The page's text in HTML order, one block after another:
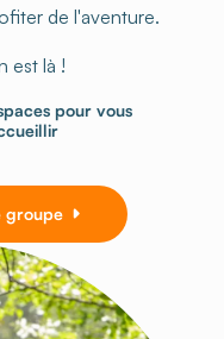
de l'aventure.
est là !
pour vous
groupe